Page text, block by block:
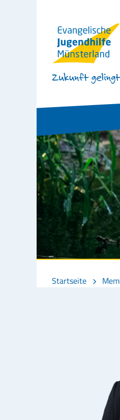
Startseite